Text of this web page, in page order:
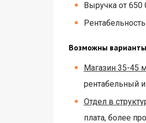
Выручка от 650
Возможны
Магазин 35-45
рентабельный
Отдел в
плата, более